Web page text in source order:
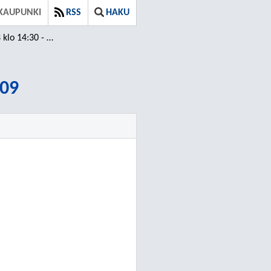
RSS HAKU
- 16:09